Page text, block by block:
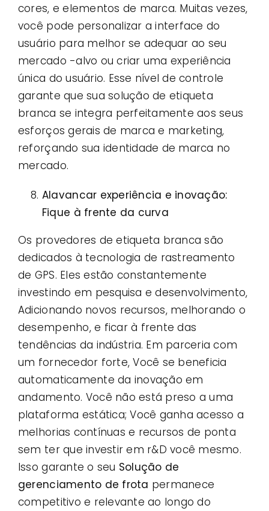
cores, e elementos de marca. Muitas vezes,
você pode personalizar a interface do
usuário para melhor se adequar ao seu
mercado -alvo ou criar uma experiência
única do usuário. Esse nível de controle
garante que sua solução de etiqueta
branca se integra perfeitamente aos seus
esforços gerais de marca e marketing,
reforçando sua identidade de marca no
mercado.
Alavancar experiência e inovação:
Fique à frente da curva
Os provedores de etiqueta branca são
dedicados à tecnologia de rastreamento
de GPS. Eles estão constantemente
investindo em pesquisa e desenvolvimento,
Adicionando novos recursos, melhorando o
desempenho, e ficar à frente das
tendências da indústria. Em parceria com
um fornecedor forte, Você se beneficia
automaticamente da inovação em
andamento. Você não está preso a uma
plataforma estática; Você ganha acesso a
melhorias contínuas e recursos de ponta
sem ter que investir em r&D você mesmo.
Isso garante o seu Solução de
gerenciamento de frota permanece
competitivo e relevante ao longo do